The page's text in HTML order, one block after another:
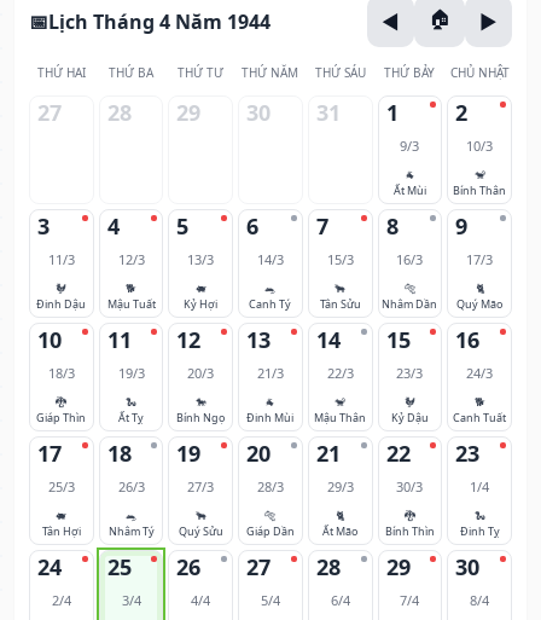
Lịch Tháng 4 Năm 1944
THỨ HAI THỨ BA THỨ TƯ THỨ NĂM THỨ SÁU THỨ BẢY CHỦ NHẬT
27 28 29 30 31 1
9/3
🐐
Ất Mùi
2
10/3
🐒
Bính Thân
3
11/3
🐓
Đinh Dậu
4
12/3
🐕
Mậu Tuất
5
13/3
🐖
Kỷ Hợi
6
14/3
🐀
Canh Tý
7
15/3
🐂
Tân Sửu
8
16/3
🐅
Nhâm Dần
9
17/3
🐈
Quý Mão
10
18/3
🐉
Giáp Thìn
11
19/3
🐍
Ất Tỵ
12
20/3
🐎
Bính Ngọ
13
21/3
🐐
Đinh Mùi
14
22/3
🐒
Mậu Thân
15
23/3
🐓
Kỷ Dậu
16
24/3
🐕
Canh Tuất
17
25/3
🐖
Tân Hợi
18
26/3
🐀
Nhâm Tý
19
27/3
🐂
Quý Sửu
20
28/3
🐅
Giáp Dần
21
29/3
🐈
Ất Mão
22
30/3
🐉
Bính Thìn
23
1/4
🐍
Đinh Tỵ
24
2/4
25
3/4
26
4/4
27
5/4
28
6/4
29
7/4
30
8/4